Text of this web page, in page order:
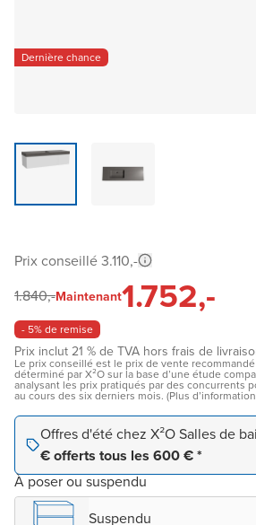
Dernière chance
Prix conseillé 3.110,-
1.840,-Maintenant1.752,-
- 5% de remise
Prix inclut 21 % de TVA hors frais de
Le prix conseillé est le prix de vente
déterminé par X²O sur la base d’une étude
analysant les prix pratiqués par des concurrents
au cours des six derniers mois. (Plus
Offres d'été chez X²O Salles de
€ offerts tous les 600 € *
À poser ou suspendu
Suspendu